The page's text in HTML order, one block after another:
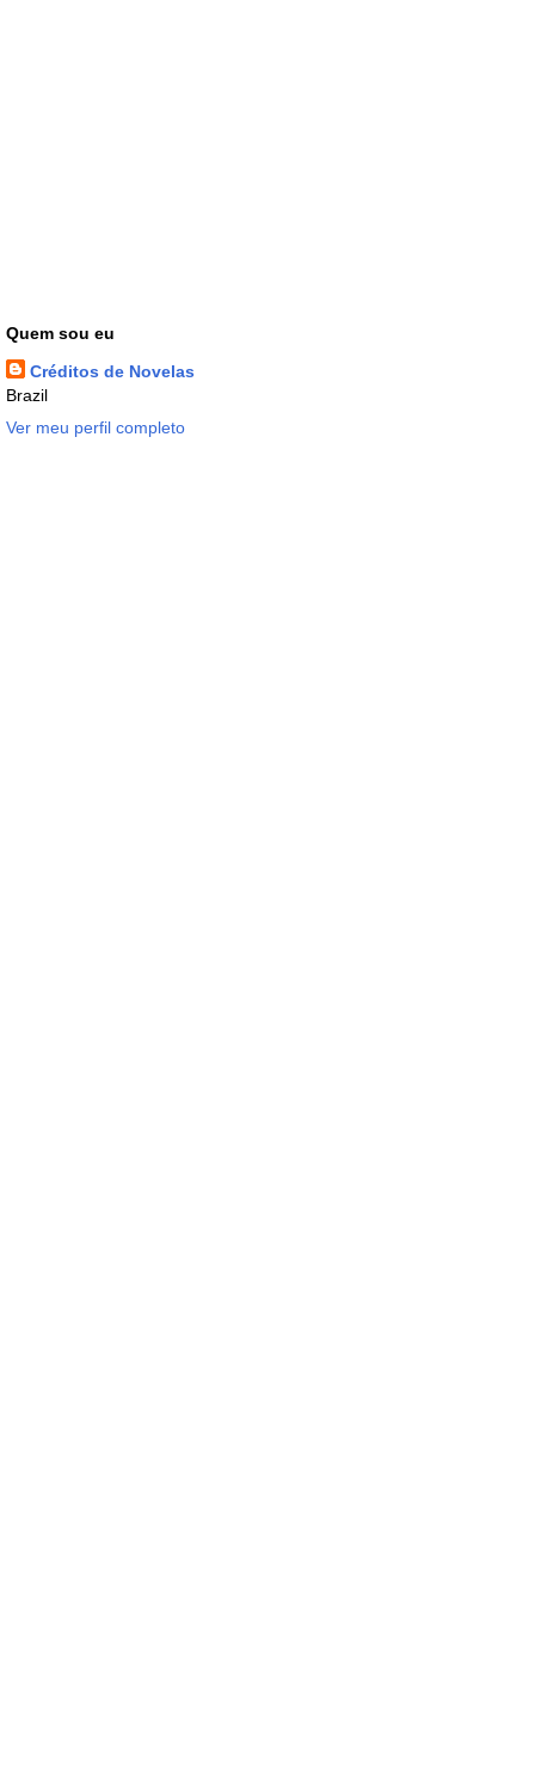
Quem sou eu
Créditos de Novelas
Brazil
Ver meu perfil completo